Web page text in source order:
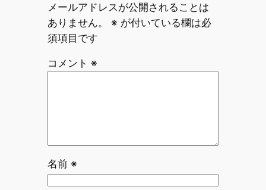
メールアドレスが公開されることは
ありません。
※ が付いている欄は必
須項目です
コメント ※
名前 ※